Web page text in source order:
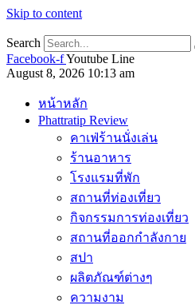
Skip to content
Search
Facebook-fYoutube Line
August 8, 2026 10:13 am
หน้าหลัก
Phattratip Review
คาเฟ่ร้านนั่งเล่น
ร้านอาหาร
โรงแรมที่พัก
สถานที่ท่องเที่ยว
กิจกรรมการท่องเที่ยว
สถานที่ออกกำลังกาย
สปา
ผลิตภัณฑ์ต่างๆ
ความงาม